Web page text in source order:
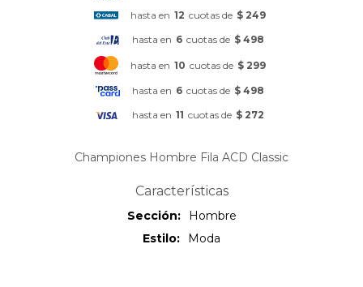
hasta en 12 cuotas de $ 249
hasta en 6 cuotas de $ 498
hasta en 10 cuotas de $ 299
hasta en 6 cuotas de $ 498
hasta en 11 cuotas de $ 272
Championes Hombre Fila ACD Classic
Características
Sección
Hombre
Estilo
Moda